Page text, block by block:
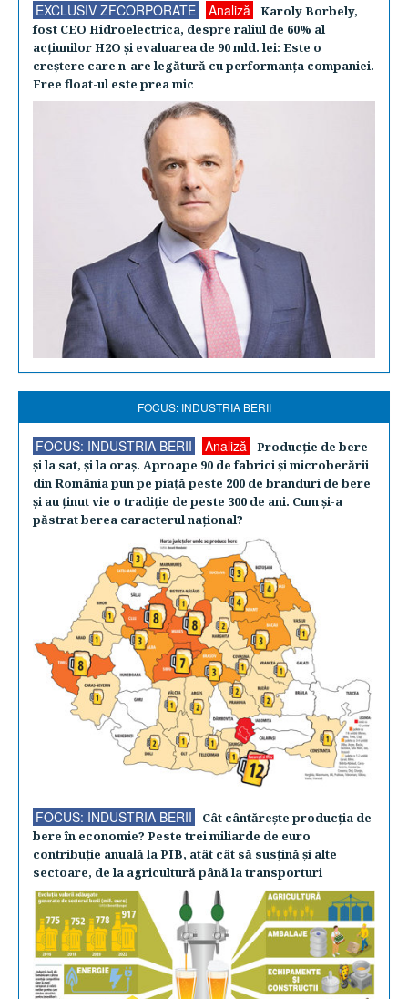
EXCLUSIV ZFCORPORATE Analiză
Karoly Borbely,
fost CEO Hidroelectrica, despre raliul de 60% al
acţiunilor H2O şi evaluarea de 90 mld. lei: Este o
creştere care n-are legătură cu performanţa companiei.
Free float-ul este prea mic
FOCUS: INDUSTRIA BERII
FOCUS: INDUSTRIA BERII Analiză
Producţie de bere
şi la sat, şi la oraş. Aproape 90 de fabrici şi microberării
din România pun pe piaţă peste 200 de branduri de bere
şi au ţinut vie o tradiţie de peste 300 de ani. Cum şi-a
păstrat berea caracterul naţional?
FOCUS: INDUSTRIA BERII
Cât cântăreşte producţia de
bere în economie? Peste trei miliarde de euro
contribuţie anuală la PIB, atât cât să susţină şi alte
sectoare, de la agricultură până la transporturi